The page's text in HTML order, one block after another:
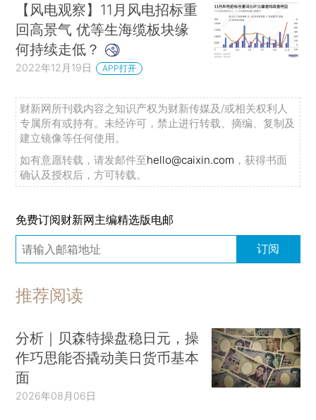
【风电观察】11月风电招标重
回高景气 优等生海缆板块缘
何持续走低？
2022年12月19日 APP打开
财新网所刊载内容之知识产权为财新传媒及/或相关权利人
专属所有或持有。未经许可，禁止进行转载、摘编、复制及
建立镜像等任何使用。
如有意愿转载，请发邮件至hello@caixin.com ，获得书面
确认及授权后，方可转载。
免费订阅财新网主编精选版电邮
订阅
推荐阅读
分析｜贝森特操盘稳日元，操
作巧思能否撬动美日货币基本
面
2026年08月06日